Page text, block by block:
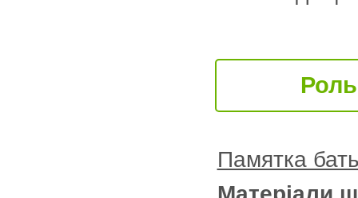
Роль
Памятка